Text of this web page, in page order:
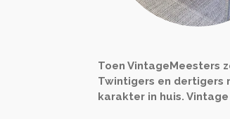
Toen VintageMeesters
Twintigers en dertigers
karakter in huis.